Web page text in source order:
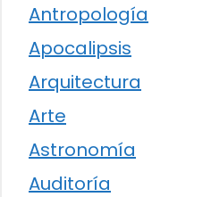
Antropología
Apocalipsis
Arquitectura
Arte
Astronomía
Auditoría